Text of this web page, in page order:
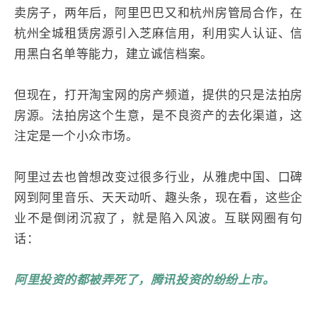
卖房子，两年后，阿里巴巴又和杭州房管局合作，在
杭州全城租赁房源引入芝麻信用，利用实人认证、信
用黑白名单等能力，建立诚信档案。
但现在，打开淘宝网的房产频道，提供的只是法拍房
房源。法拍房这个生意，是不良资产的去化渠道，这
注定是一个小众市场。
阿里过去也曾想改变过很多行业，从雅虎中国、口碑
网到阿里音乐、天天动听、趣头条，现在看，这些企
业不是倒闭沉寂了，就是陷入风波。互联网圈有句
话：
阿里投资的都被弄死了，腾讯投资的纷纷上市。